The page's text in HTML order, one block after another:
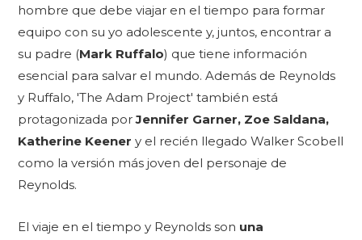
hombre que debe viajar en el tiempo para formar
equipo con su yo adolescente y, juntos, encontrar a
su padre (Mark Ruffalo) que tiene información
esencial para salvar el mundo. Además de Reynolds
y Ruffalo, 'The Adam Project' también está
protagonizada porJennifer Garner, Zoe Saldana,
Katherine Keener y el recién llegado Walker Scobell
como la versión más joven del personaje de
Reynolds.
El viaje en el tiempo y Reynolds son una